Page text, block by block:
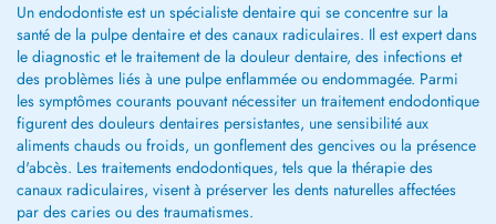
Un endodontiste est un spécialiste dentaire qui se concentre sur la
santé de la pulpe dentaire et des canaux radiculaires. Il est expert dans
le diagnostic et le traitement de la douleur dentaire, des infections et
des problèmes liés à une pulpe enflammée ou endommagée. Parmi
les symptômes courants pouvant nécessiter un traitement endodontique
figurent des douleurs dentaires persistantes, une sensibilité aux
aliments chauds ou froids, un gonflement des gencives ou la présence
d'abcès. Les traitements endodontiques, tels que la thérapie des
canaux radiculaires, visent à préserver les dents naturelles affectées
par des caries ou des traumatismes.